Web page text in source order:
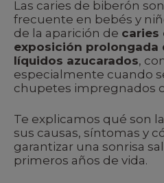
Las caries de biberón
frecuente en bebés y
de la aparición de caries
exposición prolongada
líquidos azucarados,
especialmente cuando
chupetes impregnados
Te explicamos qué son
sus causas, síntomas y
garantizar una sonrisa
primeros años de vida.